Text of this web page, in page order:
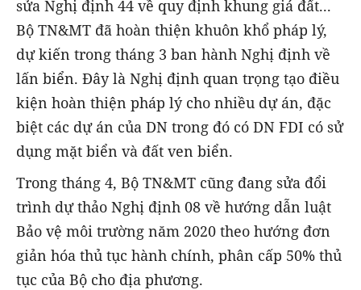
sửa Nghị định 44 về quy định khung giá đất...
Bộ TN&MT đã hoàn thiện khuôn khổ pháp lý,
dự kiến trong tháng 3 ban hành Nghị định về
lấn biển. Đây là Nghị định quan trọng tạo điều
kiện hoàn thiện pháp lý cho nhiều dự án, đặc
biệt các dự án của DN trong đó có DN FDI có sử
dụng mặt biển và đất ven biển.
Trong tháng 4, Bộ TN&MT cũng đang sửa đổi
trình dự thảo Nghị định 08 về hướng dẫn luật
Bảo vệ môi trường năm 2020 theo hướng đơn
giản hóa thủ tục hành chính, phân cấp 50% thủ
tục của Bộ cho địa phương.